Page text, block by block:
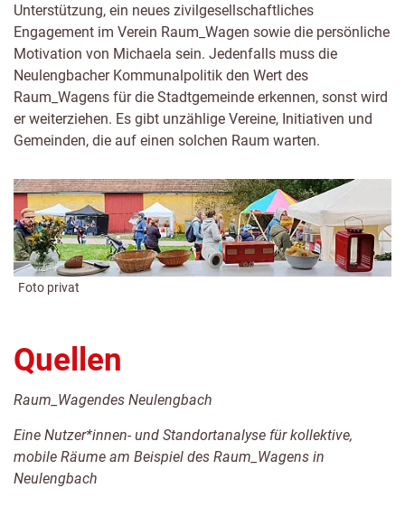
Unterstützung, ein neues zivilgesellschaftliches
Engagement im Verein Raum_Wagen sowie die persönliche
Motivation von Michaela sein. Jedenfalls muss die
Neulengbacher Kommunalpolitik den Wert des
Raum_Wagens für die Stadtgemeinde erkennen, sonst wird
er weiterziehen. Es gibt unzählige Vereine, Initiativen und
Gemeinden, die auf einen solchen Raum warten.
Foto privat
Quellen
Raum_Wagendes Neulengbach
Eine Nutzer*innen- und Standortanalyse für kollektive,
mobile Räume am Beispiel des Raum_Wagens in
Neulengbach